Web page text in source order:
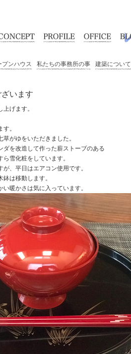
プンハウス 私たちの事務所の事 建築について
います
げます。
。
がゆをいただきました。
ダを改造して作った薪ストーブのある
雪化粧をしています。
、平日はエアコン使用です。
は移動します。
暖かさは気に入っています。